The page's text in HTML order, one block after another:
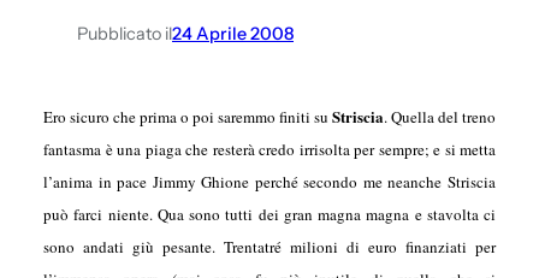
Pubblicato il24 Aprile 2008
Ero sicuro che prima o poi saremmo finiti su Striscia. Quella del treno
fantasma è una piaga che resterà credo irrisolta per sempre; e si metta
l’anima in pace Jimmy Ghione perché secondo me neanche Striscia
può farci niente. Qua sono tutti dei gran magna magna e stavolta ci
sono andati giù pesante. Trentatré milioni di euro finanziati per